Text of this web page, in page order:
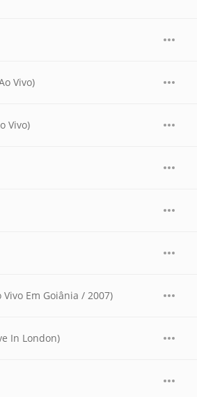
Vivo)
Vivo)
Em Goiânia / 2007)
In London)